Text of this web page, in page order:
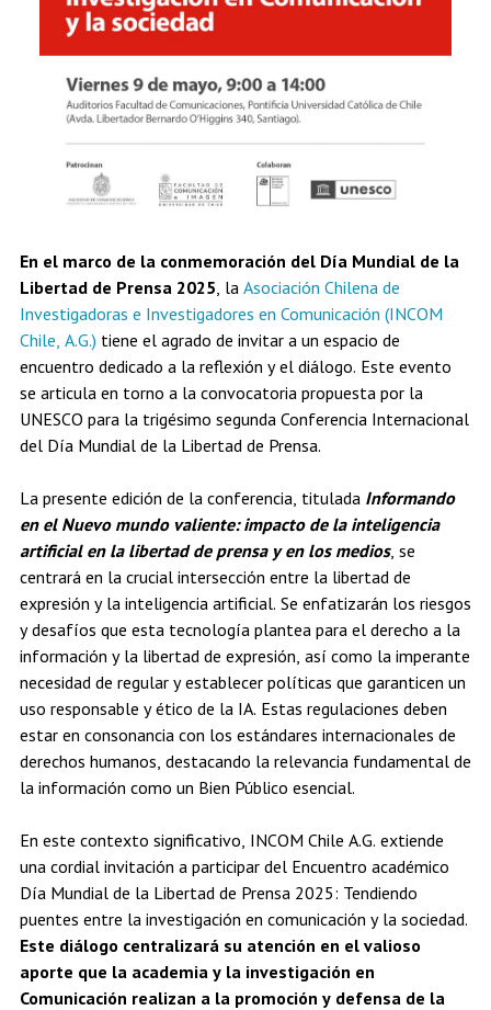
En el marco de la conmemoración del Día Mundial de la
Libertad de Prensa 2025 , la Asociación Chilena de
Investigadoras e Investigadores en Comunicación (INCOM
Chile, A.G.) tiene el agrado de invitar a un espacio de
encuentro dedicado a la reflexión y el diálogo. Este evento
se articula en torno a la convocatoria propuesta por la
UNESCO para la trigésimo segunda Conferencia Internacional
del Día Mundial de la Libertad de Prensa.
La presente edición de la conferencia, titulada Informando
en el Nuevo mundo valiente: impacto de la inteligencia
artificial en la libertad de prensa y en los medios, se
centrará en la crucial intersección entre la libertad de
expresión y la inteligencia artificial. Se enfatizarán los riesgos
y desafíos que esta tecnología plantea para el derecho a la
información y la libertad de expresión, así como la imperante
necesidad de regular y establecer políticas que garanticen un
uso responsable y ético de la IA. Estas regulaciones deben
estar en consonancia con los estándares internacionales de
derechos humanos, destacando la relevancia fundamental de
la información como un Bien Público esencial.
En este contexto significativo, INCOM Chile A.G. extiende
una cordial invitación a participar del Encuentro académico
Día Mundial de la Libertad de Prensa 2025: Tendiendo
puentes entre la investigación en comunicación y la sociedad.
Este diálogo centralizará su atención en el valioso
aporte que la academia y la investigación en
Comunicación realizan a la promoción y defensa de la